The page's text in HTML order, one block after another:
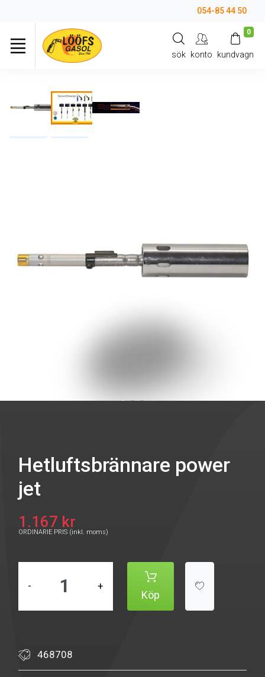
054-85 44 50
sök konto
0
kundvagn
Hetluftsbrännare power
jet
1.167 kr
ORDINARIE PRIS (inkl. moms)
- +
Köp
468708